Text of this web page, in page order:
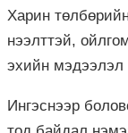
Харин
нээлттэй,
эхийн мэдээлэл
Ингэснээр